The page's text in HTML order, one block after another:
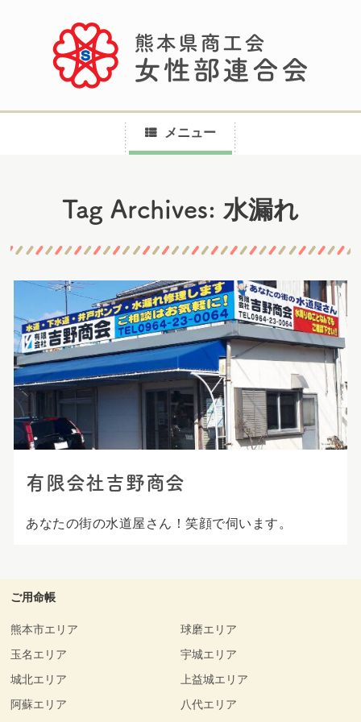
メニュー
ン
キ
ッ
プ
Tag Archives: 水漏れ
有限会社吉野商会
あなたの街の水道屋さん！笑顔で伺います。
ご用命帳
熊本市エリア
玉名エリア
城北エリア
阿蘇エリア
球磨エリア
宇城エリア
上益城エリア
八代エリア